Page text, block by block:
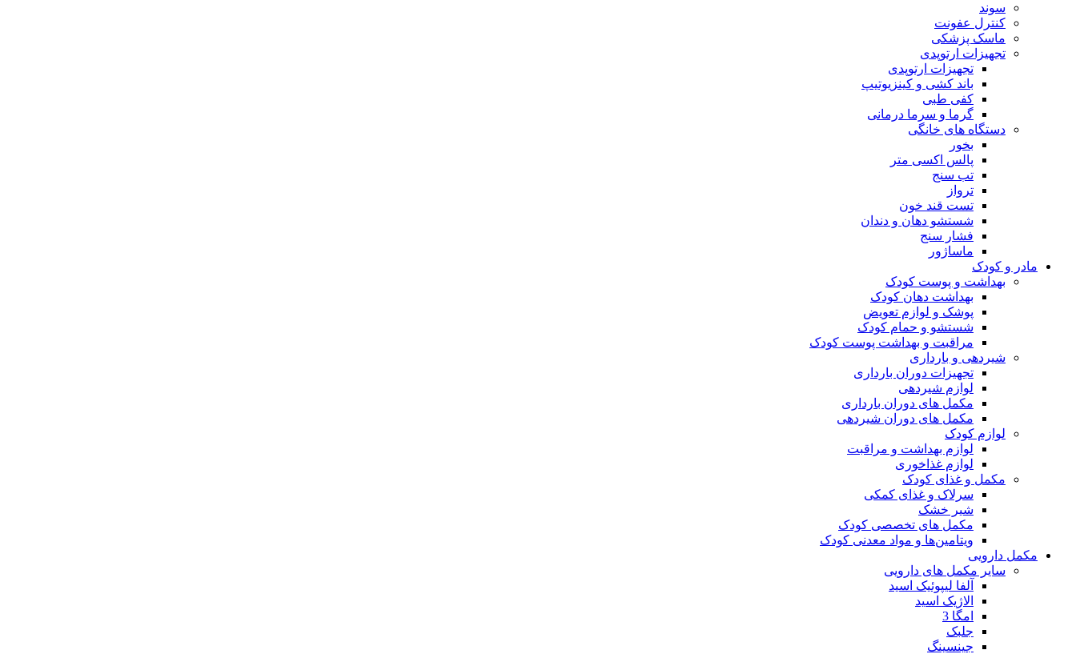
سوند
کنترل عفونت
ماسک پزشکی
تجهیزات ارتوپدی
تجهیزات ارتوپدی
باند کشی و کینزیوتیپ
کفی طبی
گرما و سرما درمانی
دستگاه های خانگی
بخور
پالس اکسی متر
تب سنج
ترواز
تست قند خون
شستشو دهان و دندان
فشار سنج
ماساژور
مادر و کودک
بهداشت و پوست کودک
بهداشت دهان کودک
پوشک و لوازم تعویض
شستشو و حمام کودک
مراقبت و بهداشت پوست کودک
شیردهی و بارداری
تجهیزات دوران بارداری
لوازم شیردهی
مکمل های دوران بارداری
مکمل های دوران شیردهی
لوازم کودک
لوازم بهداشت و مراقبت
لوازم غذاخوری
مکمل و غذای کودک
سرلاک و غذای کمکی
شیر خشک
مکمل های تخصصی کودک
ویتامین‌ها و مواد معدنی کودک
مکمل دارویی
سایر مکمل های دارویی
آلفا لیپوئیک اسید
الاژیک اسید
امگا 3
جلبک
جینسینگ